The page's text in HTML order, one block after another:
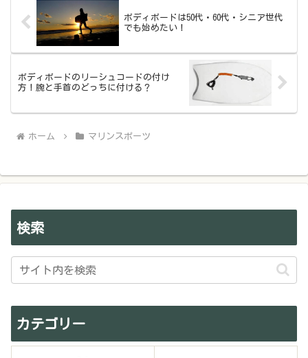
ボディボードは50代・60代・シニア世代
でも始めたい！
ボディボードのリーシュコードの付け
方！腕と手首のどっちに付ける？
ホーム マリンスポーツ
検索
カテゴリー